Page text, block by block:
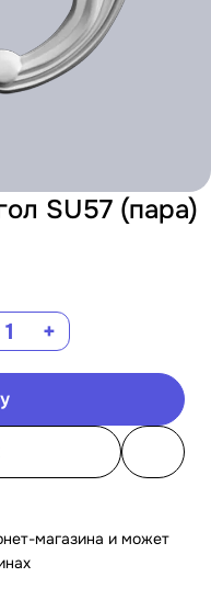
SU57 (пара)
+
магазина и может